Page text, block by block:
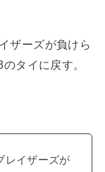
ザーズが負けら
タイに戻す。
レイザーズが